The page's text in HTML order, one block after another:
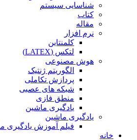
شناسایی سیستم
کتاب
مقاله
نرم افزار
کلمنتاین
لتکس (LATEX)
هوش مصنوعی
الگوریتم ژنتیک
پردازش تکاملی
شبکه های عصبی
منطق فازی
یادگیری ماشین
یادگیری ماشین
فیلم آموزش یادگیری
خانه